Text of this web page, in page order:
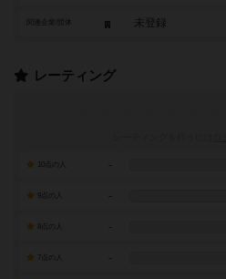
未登録
レーティング
-
-
-
7点の人 -